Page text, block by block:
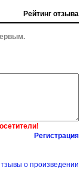
Рейтинг отзыва
Регистрация
о произведении